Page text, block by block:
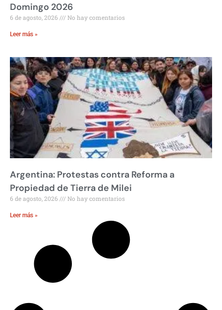
Domingo 2026
6 de agosto, 2026 No hay comentarios
Leer más »
Argentina: Protestas contra Reforma a
Propiedad de Tierra de Milei
6 de agosto, 2026 No hay comentarios
Leer más »